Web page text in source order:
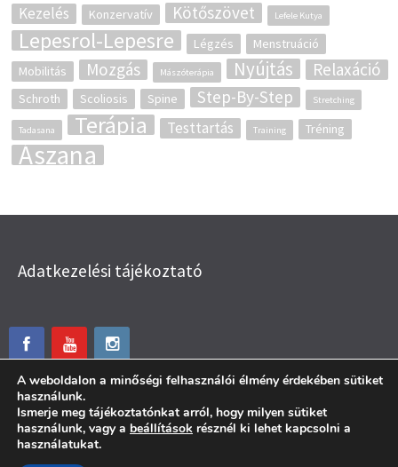
Kezelés Konzervatív Kötőszövet Lefele Kutya
Lepesrol-Lepesre Légzés
Menstruáció
Mobilitás
Mozgás Mászóterápia Nyújtás Relaxáció
Schroth Scoliosis Spine Step-By-Step Stretching
Tadasana Terápia Testtartás Training Tréning
Ászana
Adatkezelési tájékoztató
A weboldalon a minőségi felhasználói élmény érdekében sütiket
használunk.
Ismerje meg tájékoztatónkat arról, hogy milyen sütiket
használunk, vagy a beállítások résznél ki lehet kapcsolni a
használatukat.